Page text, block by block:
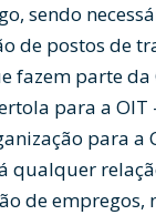
sendo
de postos de
fazem parte da
para a OIT
para a
qualquer
de empregos,